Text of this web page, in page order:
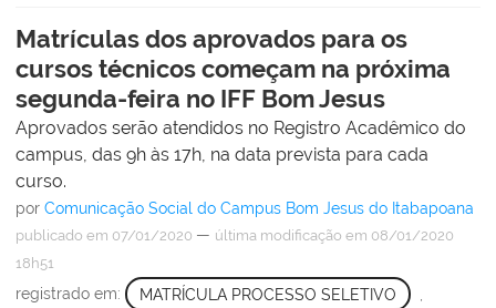
Matrículas dos aprovados para os
cursos técnicos começam na próxima
segunda-feira no IFF Bom Jesus
Aprovados serão atendidos no Registro Acadêmico do
campus, das 9h às 17h, na data prevista para cada
curso.
por Comunicação Social do Campus Bom Jesus do Itabapoana
publicado em 07/01/2020 — última modificação em 08/01/2020
18h51
registrado em: MATRÍCULA PROCESSO SELETIVO